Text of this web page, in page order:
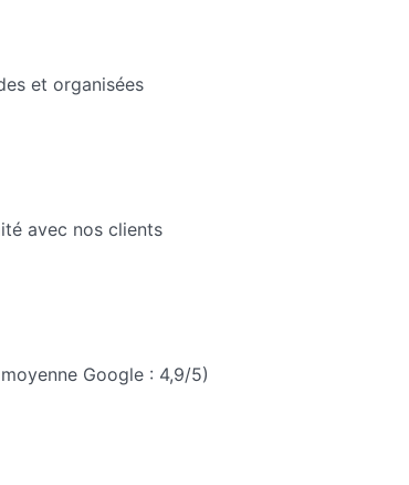
et organisées
avec nos clients
Google : 4,9/5)